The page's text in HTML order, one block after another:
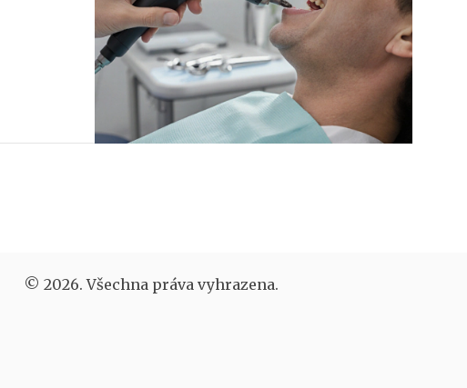
© 2026. Všechna práva vyhrazena.